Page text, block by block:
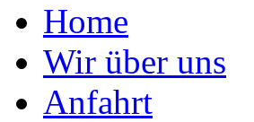
Home
Wir über uns
Anfahrt